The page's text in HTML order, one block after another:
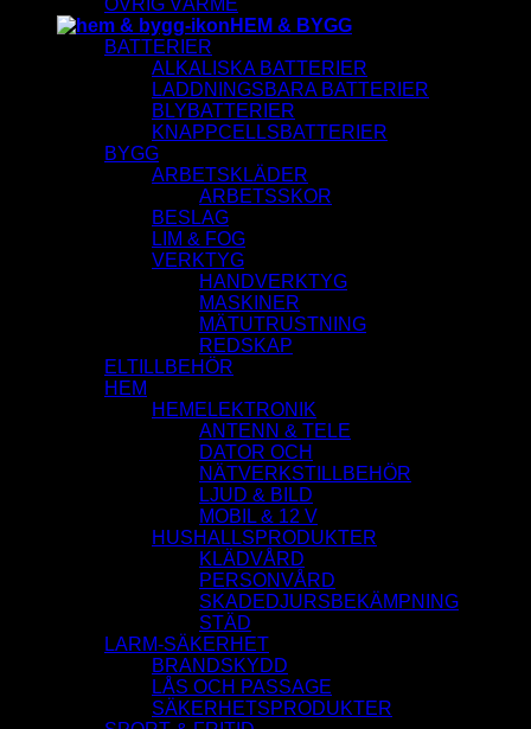
ÖVRIG VÄRME
HEM & BYGG
BATTERIER
ALKALISKA BATTERIER
LADDNINGSBARA BATTERIER
BLYBATTERIER
KNAPPCELLSBATTERIER
BYGG
ARBETSKLÄDER
ARBETSSKOR
BESLAG
LIM & FOG
VERKTYG
HANDVERKTYG
MASKINER
MÄTUTRUSTNING
REDSKAP
ELTILLBEHÖR
HEM
HEMELEKTRONIK
ANTENN & TELE
DATOR OCH
NÄTVERKSTILLBEHÖR
LJUD & BILD
MOBIL & 12 V
HUSHALLSPRODUKTER
KLÄDVÅRD
PERSONVÅRD
SKADEDJURSBEKÄMPNING
STÄD
LARM-SÄKERHET
BRANDSKYDD
LÅS OCH PASSAGE
SÄKERHETSPRODUKTER